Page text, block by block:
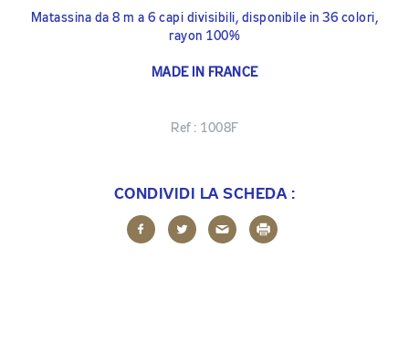
Matassina da 8 m a 6 capi divisibili, disponibile in 36 colori,
rayon 100%
MADE IN FRANCE
Ref : 1008F
CONDIVIDI LA SCHEDA :